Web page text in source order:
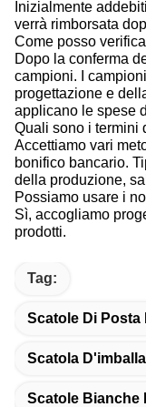
Inizialmente
verrà rimborsata
Come posso
Dopo la conferma
campioni. I
progettazione e
applicano le spese
Quali sono i termini
Accettiamo vari
bonifico bancario.
della produzione,
Possiamo usare i
Sì, accogliamo
prodotti.
Tag:
Scatole Di Posta
Scatola
Scatole Bianche